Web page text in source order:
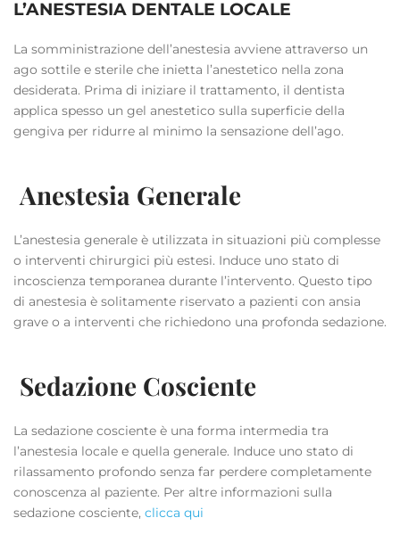
L’ANESTESIA DENTALE LOCALE
La somministrazione dell’anestesia avviene attraverso un
ago sottile e sterile che inietta l’anestetico nella zona
desiderata. Prima di iniziare il trattamento, il dentista
applica spesso un gel anestetico sulla superficie della
gengiva per ridurre al minimo la sensazione dell’ago.
Anestesia Generale
L’anestesia generale è utilizzata in situazioni più complesse
o interventi chirurgici più estesi. Induce uno stato di
incoscienza temporanea durante l’intervento. Questo tipo
di anestesia è solitamente riservato a pazienti con ansia
grave o a interventi che richiedono una profonda sedazione.
Sedazione Cosciente
La sedazione cosciente è una forma intermedia tra
l’anestesia locale e quella generale. Induce uno stato di
rilassamento profondo senza far perdere completamente
conoscenza al paziente. Per altre informazioni sulla
sedazione cosciente, clicca qui